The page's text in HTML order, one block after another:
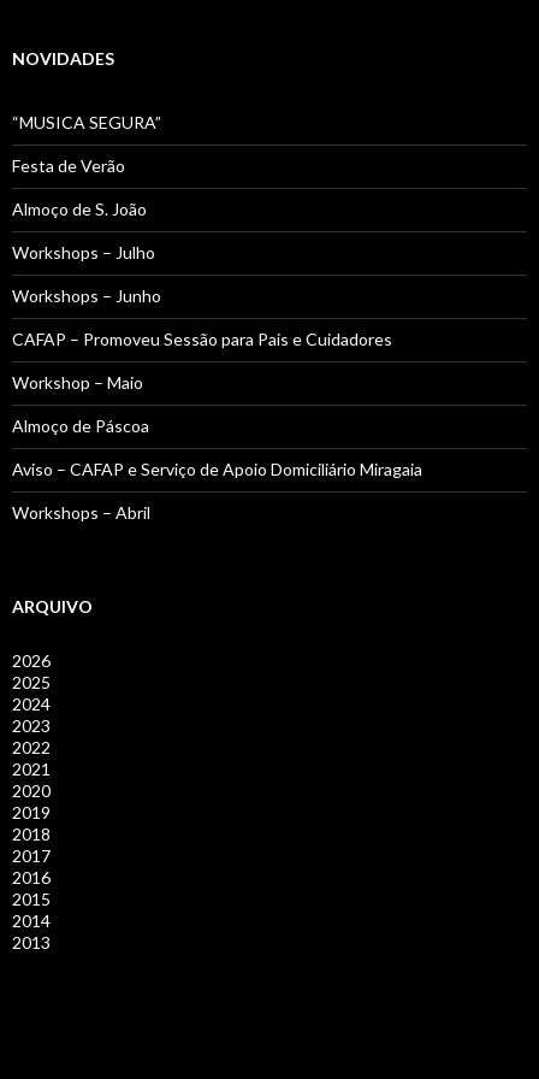
NOVIDADES
“MUSICA SEGURA”
Festa de Verão
Almoço de S. João
Workshops – Julho
Workshops – Junho
CAFAP – Promoveu Sessão para Pais e Cuidadores
Workshop – Maio
Almoço de Páscoa
Aviso – CAFAP e Serviço de Apoio Domiciliário Miragaia
Workshops – Abril
ARQUIVO
2026
2025
2024
2023
2022
2021
2020
2019
2018
2017
2016
2015
2014
2013